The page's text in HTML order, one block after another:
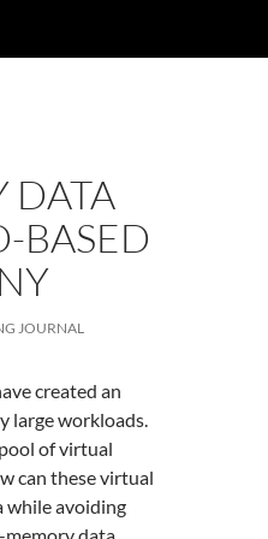
DATA
BASED
JOURNAL
created an
large workloads.
of virtual
can these virtual
while avoiding